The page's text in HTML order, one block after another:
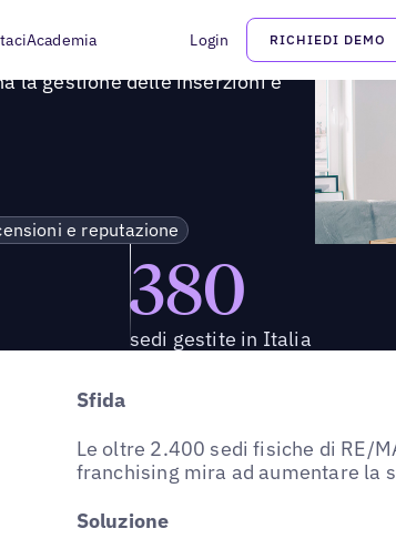
Academia Login RICHIEDI DEMO
la gestione delle inserzioni e
e reputazione
380
sedi gestite in Italia
Sfida
Le oltre 2.400 sedi fisiche di RE/
franchising mira ad aumentare la
Soluzione